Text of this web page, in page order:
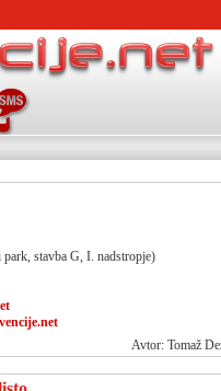
stavba G, I. nadstropje)
Avtor: Tomaž